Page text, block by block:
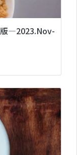
—2023.Nov-